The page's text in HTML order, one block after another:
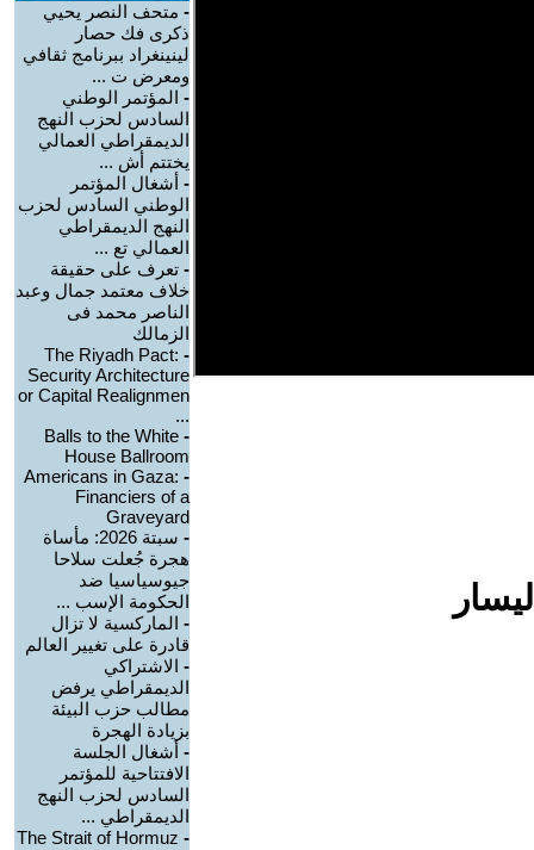
- متحف النصر يحيي
ذكرى فك حصار
لينينغراد ببرنامج ثقافي
ومعرض ت ...
- المؤتمر الوطني
السادس لحزب النهج
الديمقراطي العمالي
يختتم أش ...
- أشغال المؤتمر
الوطني السادس لحزب
النهج الديمقراطي
العمالي تع ...
- تعرف على حقيقة
خلاف معتمد جمال وعبد
الناصر محمد فى
الزمالك
-
The Riyadh Pact:
Security Architecture
or Capital Realignmen
...
-
Balls to the White
House Ballroom
-
Americans in Gaza:
Financiers of a
Graveyard
-
سبتة 2026: مأساة
هجرة جُعلت سلاحا
جيوسياسيا ضد
الحكومة الإسب ...
- الماركسية لا تزال
قادرة على تغيير العالم
- الاشتراكي
الديمقراطي يرفض
مطالب حزب البيئة
بزيادة الهجرة
- أشغال الجلسة
الافتتاحية للمؤتمر
السادس لحزب النهج
الديمقراطي ...
-
The Strait of Hormuz